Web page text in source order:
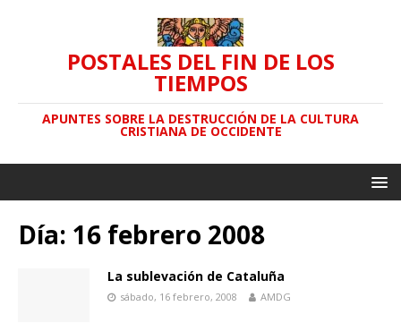
POSTALES DEL FIN DE LOS
TIEMPOS
APUNTES SOBRE LA DESTRUCCIÓN DE LA CULTURA
CRISTIANA DE OCCIDENTE
Día: 16 febrero 2008
La sublevación de Cataluña
sábado, 16 febrero, 2008 AMDG